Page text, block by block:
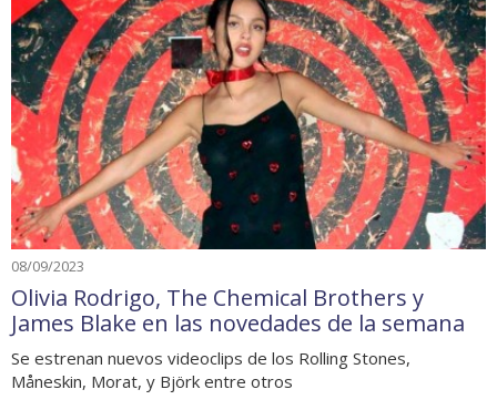
08/09/2023
Olivia Rodrigo, The Chemical Brothers y
James Blake en las novedades de la semana
Se estrenan nuevos videoclips de los Rolling Stones,
Måneskin, Morat, y Björk entre otros